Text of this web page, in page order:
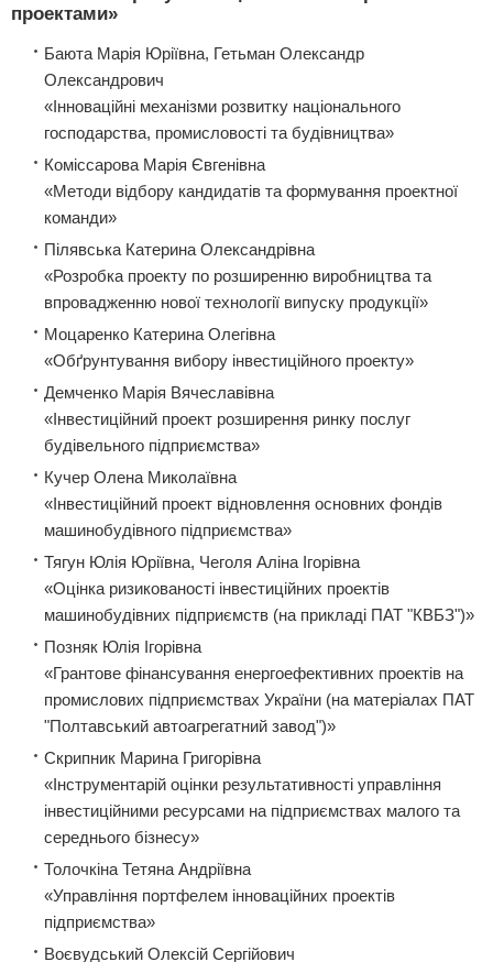
проектами»
Баюта Марія Юріївна, Гетьман Олександр
Олександрович
«Інноваційні механізми розвитку національного
господарства, промисловості та будівництва»
Коміссарова Марія Євгенівна
«Методи відбору кандидатів та формування проектної
команди»
Пілявська Катерина Олександрівна
«Розробка проекту по розширенню виробництва та
впровадженню нової технології випуску продукції»
Моцаренко Катерина Олегівна
«Обґрунтування вибору інвестиційного проекту»
Демченко Марія Вячеславівна
«Інвестиційний проект розширення ринку послуг
будівельного підприємства»
Кучер Олена Миколаївна
«Інвестиційний проект відновлення основних фондів
машинобудівного підприємства»
Тягун Юлія Юріївна, Чеголя Аліна Ігорівна
«Оцінка ризикованості інвестиційних проектів
машинобудівних підприємств (на прикладі ПАТ "КВБЗ")»
Позняк Юлія Ігорівна
«Грантове фінансування енергоефективних проектів на
промислових підприємствах України (на матеріалах ПАТ
"Полтавський автоагрегатний завод")»
Скрипник Марина Григорівна
«Інструментарій оцінки результативності управління
інвестиційними ресурсами на підприємствах малого та
середнього бізнесу»
Толочкіна Тетяна Андріївна
«Управління портфелем інноваційних проектів
підприємства»
Воєвудський Олексій Сергійович